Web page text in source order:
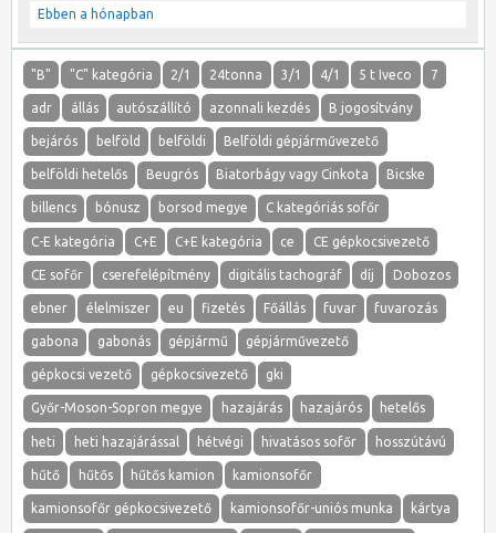
Ebben a hónapban
"B" "C" kategória 2/1 24tonna 3/1 4/1 5 t Iveco 7
adr állás autószállító azonnali kezdés B jogosítvány
bejárós belföld belföldi Belföldi gépjárművezető
belföldi hetelős Beugrós Biatorbágy vagy Cinkota Bicske
billencs bónusz borsod megye C kategóriás sofőr
C-E kategória C+E C+E kategória ce CE gépkocsivezető
CE sofőr cserefelépítmény digitális tachográf díj Dobozos
ebner élelmiszer eu fizetés Főállás fuvar fuvarozás
gabona gabonás gépjármű gépjárművezető
gépkocsi vezető gépkocsivezető gki
Győr-Moson-Sopron megye hazajárás hazajárós hetelős
heti heti hazajárással hétvégi hivatásos sofőr hosszútávú
hűtő hűtős hűtős kamion kamionsofőr
kamionsofőr gépkocsivezető kamionsofőr-uniós munka kártya